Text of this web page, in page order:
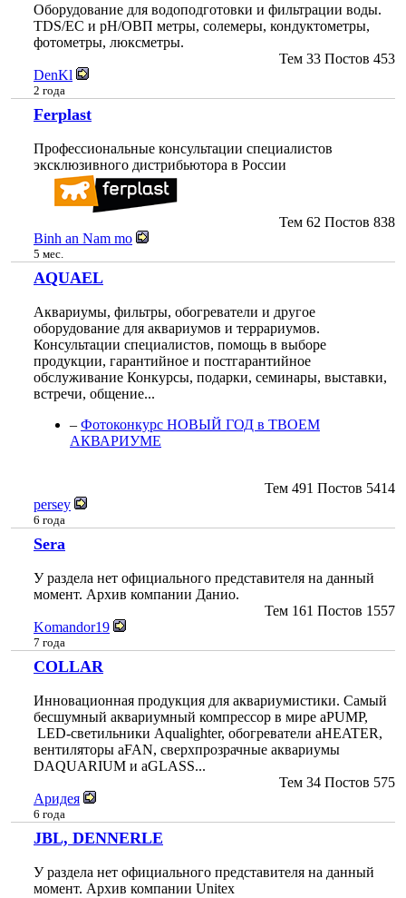
Оборудование для водоподготовки и фильтрации воды.
TDS/EC и pH/ОВП метры, солемеры, кондуктометры,
фотометры, люксметры.
Тем 33 Постов 453
DenKl
2 года
Ferplast
Профессиональные консультации специалистов
эксклюзивного дистрибьютора в России
Тем 62 Постов 838
Binh an Nam mo
5 мес.
AQUAEL
Аквариумы, фильтры, обогреватели и другое
оборудование для аквариумов и террариумов.
Консультации специалистов, помощь в выборе
продукции, гарантийное и постгарантийное
обслуживание Конкурсы, подарки, семинары, выставки,
встречи, общение...
– Фотоконкурс НОВЫЙ ГОД в ТВОЕМ
АКВАРИУМЕ
Тем 491 Постов 5414
persey
6 года
Sera
У раздела нет официального представителя на данный
момент. Архив компании Данио.
Тем 161 Постов 1557
Komandor19
7 года
COLLAR
Инновационная продукция для аквариумистики. Самый
бесшумный аквариумный компрессор в мире aPUMP,
LED-светильники Aqualighter, обогреватели aHEATER,
вентиляторы aFAN, сверхпрозрачные аквариумы
DAQUARIUM и aGLASS...
Тем 34 Постов 575
Аридея
6 года
JBL, DENNERLE
У раздела нет официального представителя на данный
момент. Архив компании Unitex